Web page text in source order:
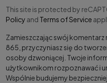
This site is protected by
Policy and Terms of Service
Zamieszczając swój komentarz
865, przyczyniasz się do
osoby dzwoniącej. Twoje
użytkownikom rozpoznawać i
Wspólnie budujemy